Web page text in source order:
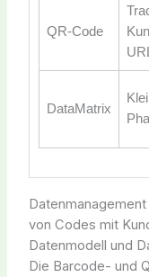
QR-Code
DataMatrix
von Codes mit
Datenmodell und
Die Barcode- und